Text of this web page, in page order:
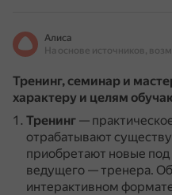
Алиса
Тренинг, семинар и
характеру и целям
Тренинг —
отрабатывают
приобретают новые
ведущего — тренера.
интерактивном